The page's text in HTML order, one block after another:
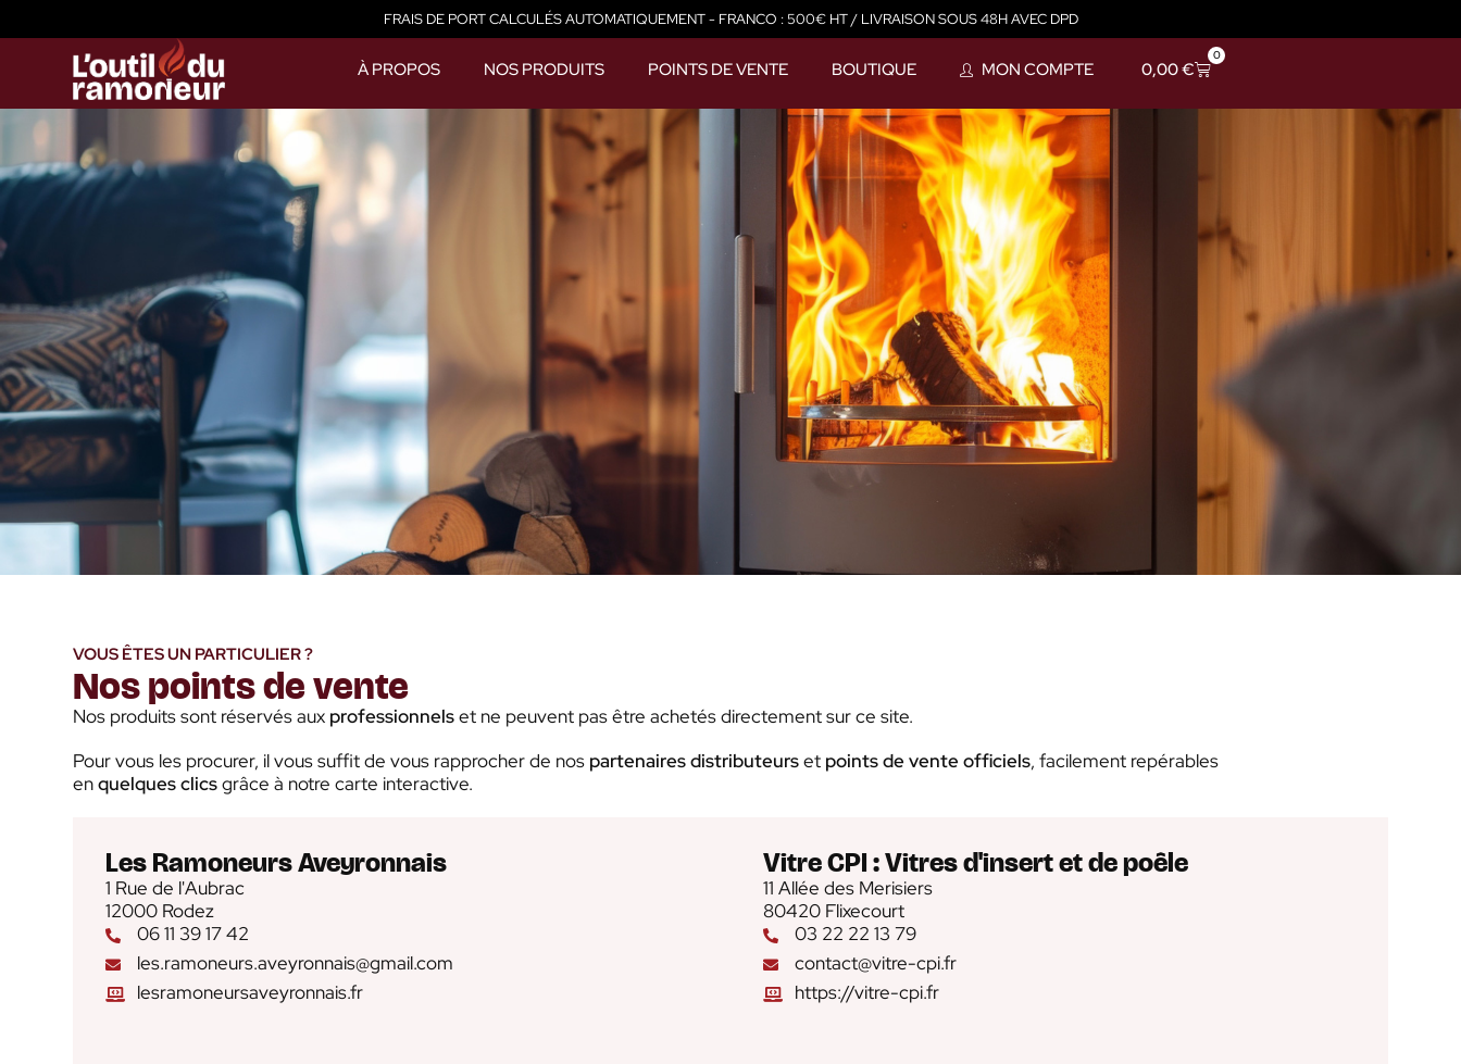
FRAIS DE PORT CALCULÉS AUTOMATIQUEMENT - FRANCO : 500€ HT / LIVRAISON SOUS 48H AVEC DPD
À PROPOS NOS PRODUITS POINTS DE VENTE BOUTIQUE MON COMPTE 0,00€
0
VOUS ÊTES UN PARTICULIER ?
Nos points de vente
Nos produits sont réservés aux professionnelset ne peuvent pas être achetés directement sur ce site.
Pour vous les procurer, il vous suffit de vous rapprocher de nos partenaires distributeurset points de vente officiels, facilement repérables
enquelques clicsgrâce à notre carte interactive.
Les Ramoneurs Aveyronnais
1 Rue de l'Aubrac
12000 Rodez
06 11 39 17 42
les.ramoneurs.aveyronnais@gmail.com
lesramoneursaveyronnais.fr
Vitre CPI : Vitres d'insert et de poêle
11 Allée des Merisiers
80420 Flixecourt
03 22 22 13 79
contact@vitre-cpi.fr
https://vitre-cpi.fr